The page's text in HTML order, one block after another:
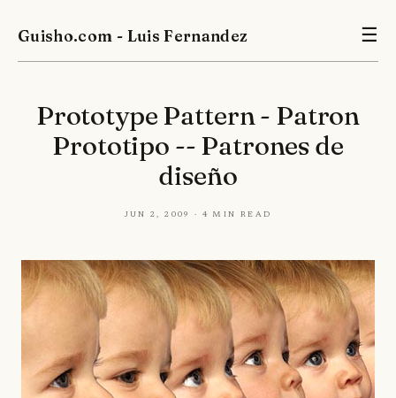
Guisho.com - Luis Fernandez ☰
Prototype Pattern - Patron
Prototipo -- Patrones de
diseño
Jun 2, 2009 · 4 min read